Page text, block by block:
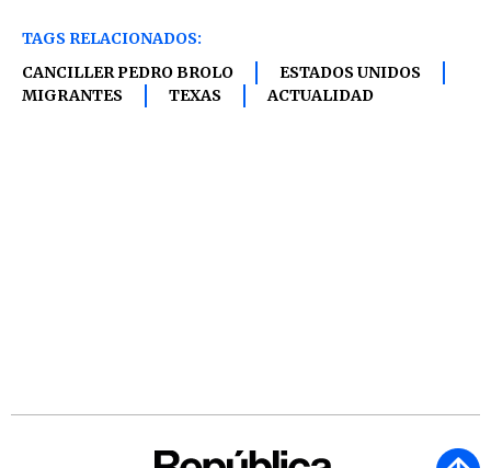
TAGS RELACIONADOS:
CANCILLER PEDRO BROLO
ESTADOS UNIDOS
MIGRANTES
TEXAS ACTUALIDAD